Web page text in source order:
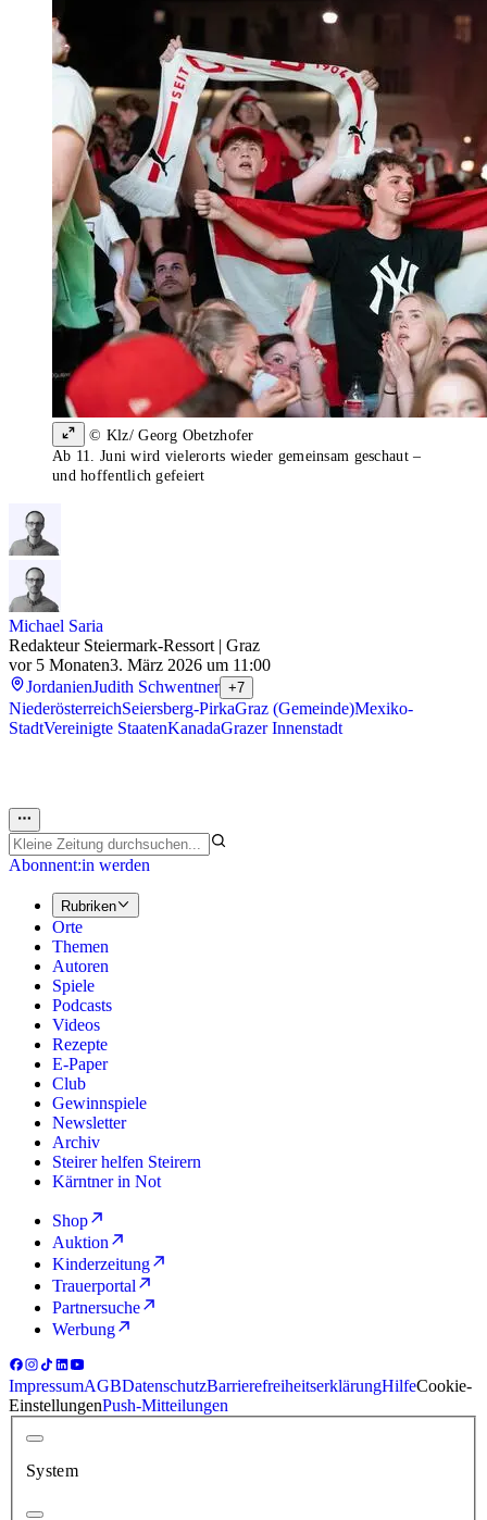
© Klz/ Georg Obetzhofer
Ab 11. Juni wird vielerorts wieder gemeinsam geschaut –
und hoffentlich gefeiert
Michael Saria
Redakteur Steiermark-Ressort | Graz
vor 5 Monaten3. März 2026 um 11:00
JordanienJudith Schwentner +7
NiederösterreichSeiersberg-PirkaGraz (Gemeinde)Mexiko-
StadtVereinigte StaatenKanadaGrazer Innenstadt
Abonnent:in werden
Rubriken
Orte
Themen
Autoren
Spiele
Podcasts
Videos
Rezepte
E-Paper
Club
Gewinnspiele
Newsletter
Archiv
Steirer helfen Steirern
Kärntner in Not
Shop
Auktion
Kinderzeitung
Trauerportal
Partnersuche
Werbung
ImpressumAGBDatenschutzBarrierefreiheitserklärungHilfeCookie-
EinstellungenPush-Mitteilungen
System